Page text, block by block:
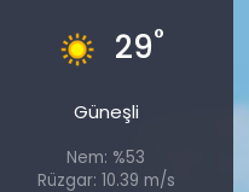
29°
Güneşli
Nem: %53
Rüzgar: 10.39 m/s